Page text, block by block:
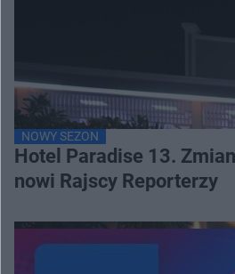
NOWY SEZON
Hotel Paradise 13.
nowi Rajscy Reporterzy